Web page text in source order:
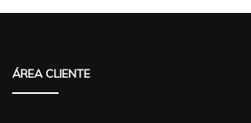
ÁREA CLIENTE